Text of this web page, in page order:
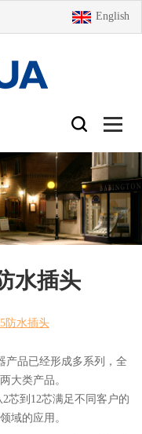
English
水插头
防水插头
品已经形成多系列，全
大类产品。
12芯满足不同客户的
域的应用。